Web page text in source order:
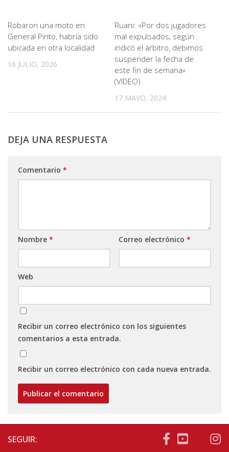
Robaron una moto en
General Pinto, habría sido
ubicada en otra localidad
16 JULIO, 2026
Ruani: «Por dos jugadores
mal expulsados, según
indicó el árbitro, debimos
suspender la fecha de
este fin de semana»
(VIDEO)
17 MAYO, 2024
DEJA UNA RESPUESTA
Comentario *
Nombre * Correo electrónico *
Web
Recibir un correo electrónico con los siguientes
comentarios a esta entrada.
Recibir un correo electrónico con cada nueva entrada.
SEGUIR: